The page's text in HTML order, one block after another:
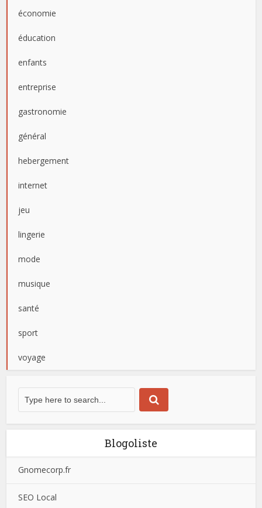
économie
éducation
enfants
entreprise
gastronomie
général
hebergement
internet
jeu
lingerie
mode
musique
santé
sport
voyage
Blogoliste
Gnomecorp.fr
SEO Local